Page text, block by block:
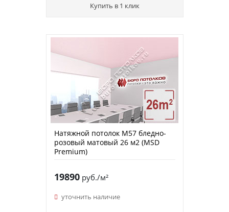
Купить в 1 клик
Натяжной потолок M57 бледно-
розовый матовый 26 м2 (MSD
Premium)
19890руб./м²
уточнить наличие